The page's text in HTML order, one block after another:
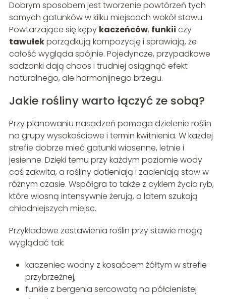
Dobrym sposobem jest tworzenie powtórzeń tych
samych gatunków w kilku miejscach wokół stawu.
Powtarzające się kępy kaczeńców, funkii czy
tawułekporządkują kompozycję i sprawiają, że
całość wygląda spójnie. Pojedyncze, przypadkowe
sadzonki dają chaos i trudniej osiągnąć efekt
naturalnego, ale harmonijnego brzegu.
Jakie rośliny warto łączyć ze sobą?
Przy planowaniu nasadzeń pomaga dzielenie roślin
na grupy wysokościowe i termin kwitnienia. W każdej
strefie dobrze mieć gatunki wiosenne, letnie i
jesienne. Dzięki temu przy każdym poziomie wody
coś zakwita, a rośliny dotleniają i zacieniają staw w
różnym czasie. Współgra to także z cyklem życia ryb,
które wiosną intensywnie żerują, a latem szukają
chłodniejszych miejsc.
Przykładowe zestawienia roślin przy stawie mogą
wyglądać tak:
kaczeniec wodny z kosaćcem żółtym w strefie
przybrzeżnej,
funkie z bergenia sercowatą na półcienistej